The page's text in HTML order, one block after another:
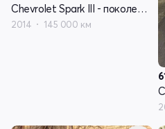
Chevrolet Spark III - поколение
2014 145 000 км